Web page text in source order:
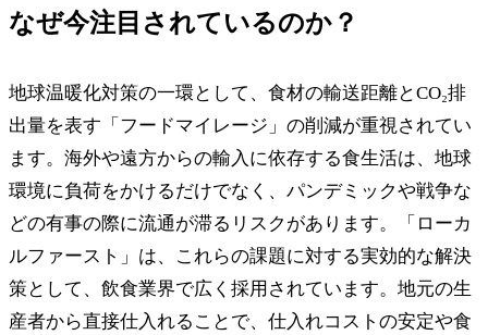
なぜ今注目されているのか？
地球温暖化対策の一環として、食材の輸送距離とCO₂排
出量を表す「フードマイレージ」の削減が重視されてい
ます。海外や遠方からの輸入に依存する食生活は、地球
環境に負荷をかけるだけでなく、パンデミックや戦争な
どの有事の際に流通が滞るリスクがあります。「ローカ
ルファースト」は、これらの課題に対する実効的な解決
策として、飲食業界で広く採用されています。地元の生
産者から直接仕入れることで、仕入れコストの安定や食